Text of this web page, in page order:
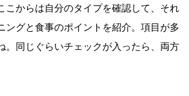
こからは自分のタイプを確認して、それ
ングと食事のポイントを紹介。項目が多
。同じぐらいチェックが入ったら、両方